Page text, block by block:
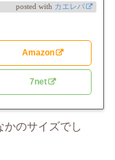
posted with カエレバ
Amazon
7net
かのサイズでし